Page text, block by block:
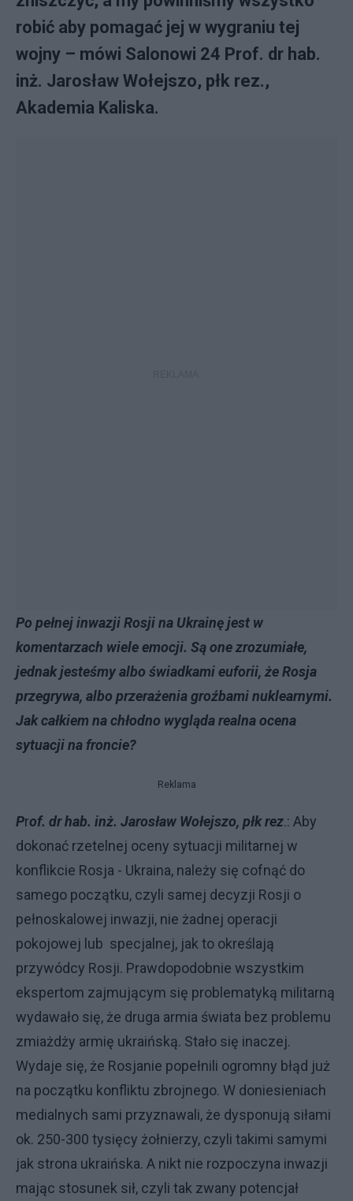
robić aby pomagać jej w wygraniu tej
wojny – mówi Salonowi 24 Prof. dr hab.
inż. Jarosław Wołejszo, płk rez.,
Akademia Kaliska.
Po pełnej inwazji Rosji na Ukrainę jest w
komentarzach wiele emocji. Są one zrozumiałe,
jednak jesteśmy albo świadkami euforii, że Rosja
przegrywa, albo przerażenia groźbami nuklearnymi.
Jak całkiem na chłodno wygląda realna ocena
sytuacji na froncie?
Reklama
Prof. dr hab. inż. Jarosław Wołejszo, płk rez.: Aby
dokonać rzetelnej oceny sytuacji militarnej w
konflikcie Rosja - Ukraina, należy się cofnąć do
samego początku, czyli samej decyzji Rosji o
pełnoskalowej inwazji, nie żadnej operacji
pokojowej lub specjalnej, jak to określają
przywódcy Rosji. Prawdopodobnie wszystkim
ekspertom zajmującym się problematyką militarną
wydawało się, że druga armia świata bez problemu
zmiażdży armię ukraińską. Stało się inaczej.
Wydaje się, że Rosjanie popełnili ogromny błąd już
na początku konfliktu zbrojnego. W doniesieniach
medialnych sami przyznawali, że dysponują siłami
ok. 250-300 tysięcy żołnierzy, czyli takimi samymi
jak strona ukraińska. A nikt nie rozpoczyna inwazji
mając stosunek sił, czyli tak zwany potencjał